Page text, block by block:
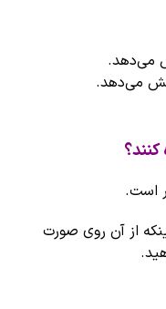
می‌دهد.
می‌دهد.
است.
از آن روی صورت